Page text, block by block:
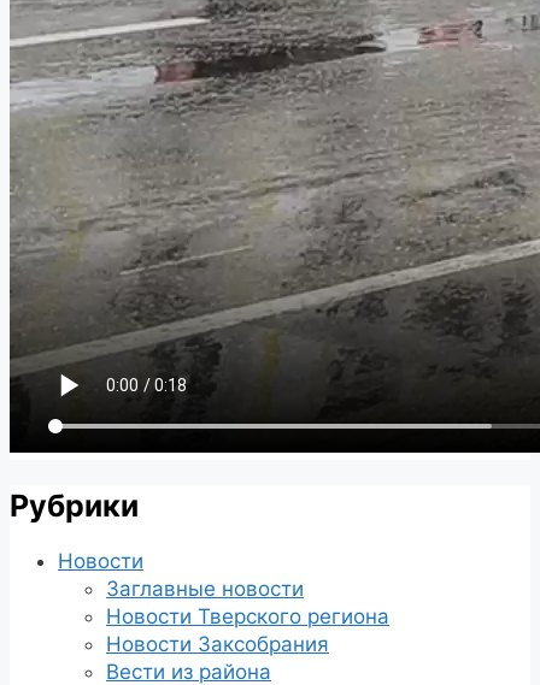
Рубрики
Новости
Заглавные новости
Новости Тверского региона
Новости Заксобрания
Вести из района